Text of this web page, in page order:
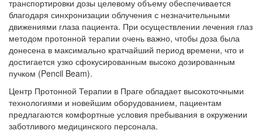
транспортировки дозы целевому объему обеспечивается
благодаря синхронизации облучения с незначительными
движениями глаза пациента. При осуществлении лечения глаз
методом протонной терапии очень важно, чтобы доза была
донесена в максимально кратчайший период времени, что и
достигается узко сфокусированным высоко дозированным
пучком (Pencil Beam).
Центр Протонной Терапии в Праге обладает высокоточными
технологиями и новейшим оборудованием, пациентам
предлагаются комфортные условия пребывания в окружении
заботливого медицинского персонала.